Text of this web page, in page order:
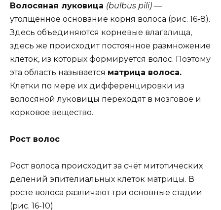
Волосяная луковица (bulbus pili) —
утолщённое основание корня волоса (рис. 16-8).
Здесь объединяются корневые влагалища,
здесь же происходит постоянное размножение
клеток, из которых формируется волос. Поэтому
эта область называется матрица волоса.
Клетки по мере их дифференцировки из
волосяной луковицы переходят в мозговое и
корковое вещество.
Рост волос
Рост волоса происходит за счёт митотических
делений эпителиальных клеток матрицы. В
росте волоса различают три основные стадии
(рис. 16-10).